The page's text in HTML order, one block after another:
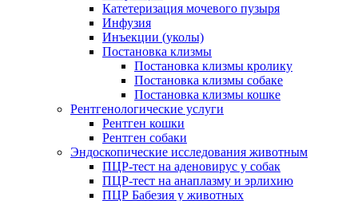
Катетеризация мочевого пузыря
Инфузия
Инъекции (уколы)
Постановка клизмы
Постановка клизмы кролику
Постановка клизмы собаке
Постановка клизмы кошке
Рентгенологические услуги
Рентген кошки
Рентген собаки
Эндоскопические исследования животным
ПЦР-тест на аденовирус у собак
ПЦР-тест на анаплазму и эрлихию
ПЦР Бабезия у животных